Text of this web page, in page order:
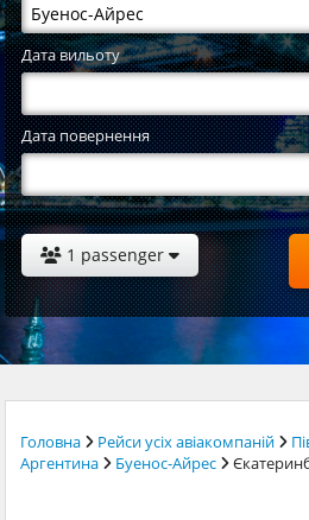
Дата вильоту
Дата повернення
1 passenger
Головна Рейси усіх авіакомпаній
Аргентина
Буенос-Айрес